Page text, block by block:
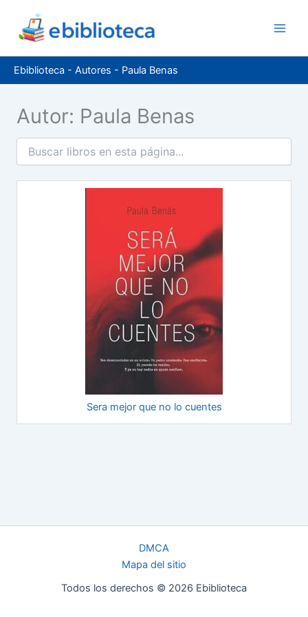
contenido
Ebiblioteca - Autores - Paula Benas
Autor: Paula Benas
Sera mejor que no lo cuentes
DMCA
Mapa del sitio
Todos los derechos © 2026 Ebiblioteca